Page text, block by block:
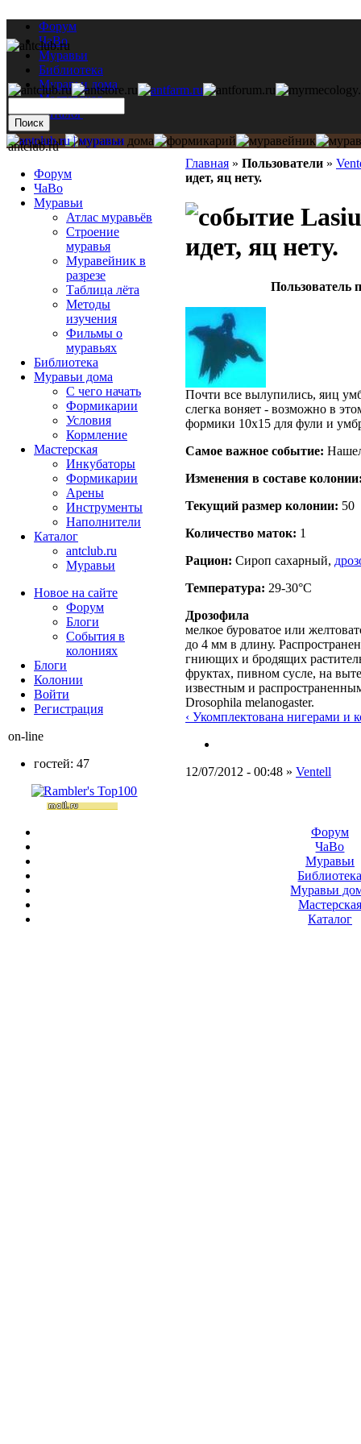
Форум
ЧаВо
Муравьи
Библиотека
Муравьи дома
Мастерская
Каталог
Главная » Пользователи »
идет, яц нету.
идет, яц нету.
Пользователь
Почти все вылупились, яиц
слегка воняет - возможно в
формики 10х15 для фули и
Самое важное событие:
Изменения в составе
Текущий размер кoлонии: 50
Количество маток: 1
Рацион: Сироп сахарный,
Температура: 29-30°C
Дрозофила
мелкое буроватое или
до 4 мм в длину.
гниющих и бродящих
фруктах, пивном сусле, на
известным и
Drosophila melanogaster.
‹ Укомплектована нигерами и
12/07/2012 - 00:48 » Ventell
antclub.ru
Форум
ЧаВо
Муравьи
Атлас муравьёв
Строение
муравья
Муравейник в
разрезе
Таблица лёта
Методы
изучения
Фильмы о
муравьях
Библиотека
Муравьи дома
С чего начать
Формикарии
Условия
Кормление
Мастерская
Инкубаторы
Формикарии
Арены
Инструменты
Наполнители
Каталог
antclub.ru
Муравьи
Новое на сайте
Форум
Блоги
События в
колониях
Блоги
Колонии
Войти
Peгиcтpaция
on-line
гостей: 47
Форум
ЧаВо
Муравьи
Муравьи
Мастерская
Каталог